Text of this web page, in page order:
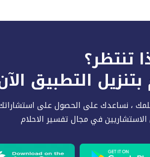
تنتظر؟
التطبيق
، نساعدك على الحصول على
في مجال تفسير الاحلام